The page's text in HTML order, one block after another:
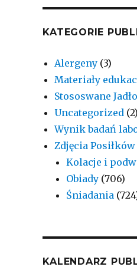
KATEGORIE
Alergeny (3)
Materiały
Stososwane
Uncategorized (2)
Wynik badań
Zdjęcia Posiłków
Kolacje i
Obiady (706)
Śniadania
KALENDARZ